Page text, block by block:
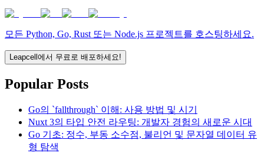
모든 Python, Go, Rust 또는 Node.js 프로젝트를 호스팅하세요.
Leapcell에서 무료로 배포하세요!
Popular Posts
Go의 `fallthrough` 이해: 사용 방법 및 시기
Nuxt 3의 타입 안전 라우팅: 개발자 경험의 새로운 시대
Go 기초: 정수, 부동 소수점, 불리언 및 문자열 데이터 유
형 탐색